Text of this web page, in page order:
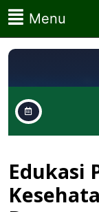
Skip
to
content
Menu
Edukasi